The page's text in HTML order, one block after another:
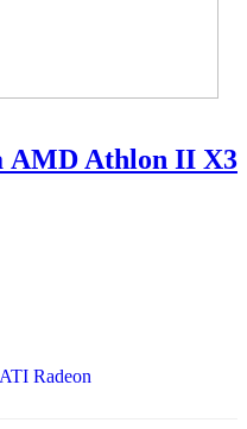
AMD Athlon II X3
Radeon